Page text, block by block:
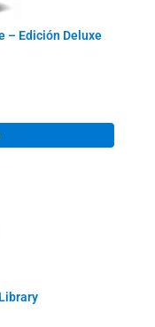
– Edición Deluxe